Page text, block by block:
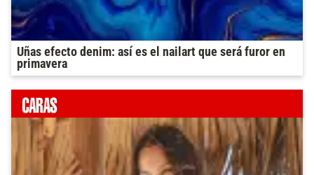
Uñas efecto denim: así es el nailart que será furor en
primavera